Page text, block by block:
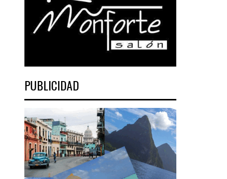
PUBLICIDAD